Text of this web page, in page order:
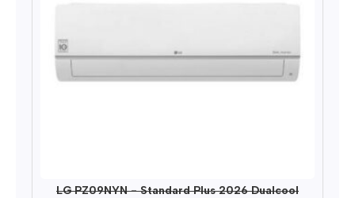
LG PZ09NYN - Standard Plus 2026 Dualcool